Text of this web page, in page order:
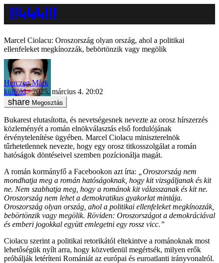
Marcel Ciolacu: Oroszország olyan ország, ahol a politikai
ellenfeleket megkínozzák, bebörtönzik vagy megölik
Herczeg Márk
külföld
2025. március 4. 20:02
Megosztás
Bukarest elutasította, és nevetségesnek nevezte az orosz hírszerzés
közleményét a román elnökválasztás első fordulójának
érvénytelenítése ügyében. Marcel Ciolacu miniszterelnök
tűrhetetlennek nevezte, hogy egy orosz titkosszolgálat a román
hatóságok döntéseivel szemben pozícionálja magát.
A román kormányfő a Facebookon azt írta:
„Oroszország nem
mondhatja meg a román hatóságoknak, hogy kit vizsgáljanak és kit
ne. Nem szabhatja meg, hogy a románok kit válasszanak és kit ne.
Oroszország nem lehet a demokratikus gyakorlat mintája.
Oroszország olyan ország, ahol a politikai ellenfeleket megkínozzák,
bebörtönzik vagy megölik. Röviden: Oroszországot a demokráciával
és emberi jogokkal együtt emlegetni egy rossz vicc.”
Ciolacu szerint a politikai retorikától eltekintve a románoknak most
lehetőségük nyílt arra, hogy közvetlenül megértsék, milyen erők
próbálják letéríteni Romániát az európai és euroatlanti irányvonalról.